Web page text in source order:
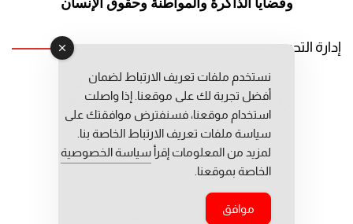
وقضايا الذاكرة والمواطنة وحقوق الإنسان
إدارة التحرير
رئيس التحرير: عبد الرحيم التوراني
رئيس التحرير المساعد: المعطي قبال
مديرة التحرير: فاطمة حوحو
جميع حقوق النشر محفوظة © 2026
نستخدم ملفات تعريف الارتباط لضمان
أفضل تجربة لك على موقعنا. إذا واصلت
استخدام موقعنا، فسنفترض موافقتك على
سياسة ملفات تعريف الارتباط الخاصة بنا.
لمزيد من المعلومات إقرأ سياسة الخصوصية
الخاصة بموقعنا.
موافق